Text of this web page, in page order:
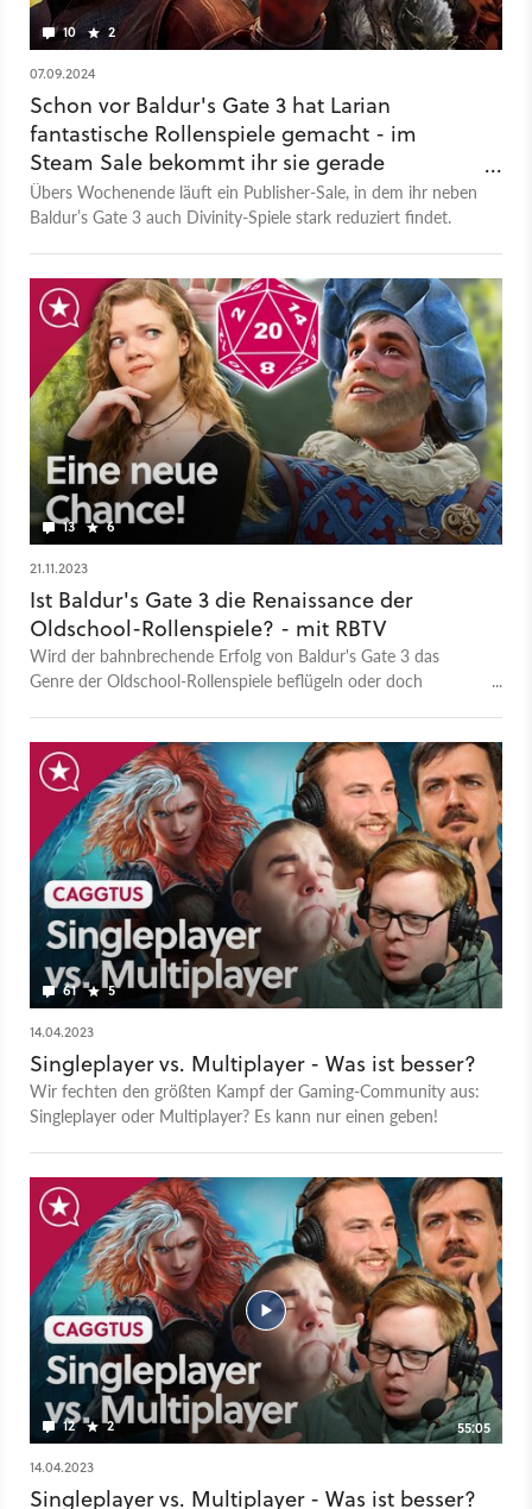
10 2
07.09.2024
Schon vor Baldur's Gate 3 hat Larian
fantastische Rollenspiele gemacht - im
Steam Sale bekommt ihr sie gerade
spottbillig
Übers Wochenende läuft ein Publisher-Sale, in dem ihr neben
Baldur’s Gate 3 auch Divinity-Spiele stark reduziert findet.
13 6
21.11.2023
Ist Baldur's Gate 3 die Renaissance der
Oldschool-Rollenspiele? - mit RBTV
Wird der bahnbrechende Erfolg von Baldur's Gate 3 das
Genre der Oldschool-Rollenspiele beflügeln oder doch
61 5
14.04.2023
Singleplayer vs. Multiplayer - Was ist besser?
Wir fechten den größten Kampf der Gaming-Community aus:
Singleplayer oder Multiplayer? Es kann nur einen geben!
12 2
55:05
14.04.2023
Singleplayer vs. Multiplayer - Was ist besser?